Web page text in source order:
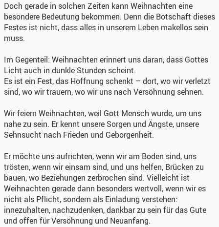
Doch gerade in solchen Zeiten kann Weihnachten eine
besondere Bedeutung bekommen. Denn die Botschaft dieses
Festes ist nicht, dass alles in unserem Leben makellos sein
muss.
Im Gegenteil: Weihnachten erinnert uns daran, dass Gottes
Licht auch in dunkle Stunden scheint.
Es ist ein Fest, das Hoffnung schenkt – dort, wo wir verletzt
sind, wo wir trauern, wo wir uns nach Versöhnung sehnen.
Wir feiern Weihnachten, weil Gott Mensch wurde, um uns
nahe zu sein. Er kennt unsere Sorgen und Ängste, unsere
Sehnsucht nach Frieden und Geborgenheit.
Er möchte uns aufrichten, wenn wir am Boden sind, uns
trösten, wenn wir einsam sind, und uns helfen, Brücken zu
bauen, wo Beziehungen zerbrochen sind. Vielleicht ist
Weihnachten gerade dann besonders wertvoll, wenn wir es
nicht als Pflicht, sondern als Einladung verstehen:
innezuhalten, nachzudenken, dankbar zu sein für das Gute
und offen für Versöhnung und Neuanfang.